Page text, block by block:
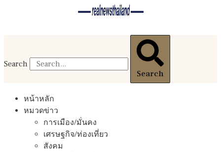
Search
Search
หน้าหลัก
หมวดข่าว
การเมือง/มั่นคง
เศรษฐกิจ/ท่องเที่ยว
สังคม